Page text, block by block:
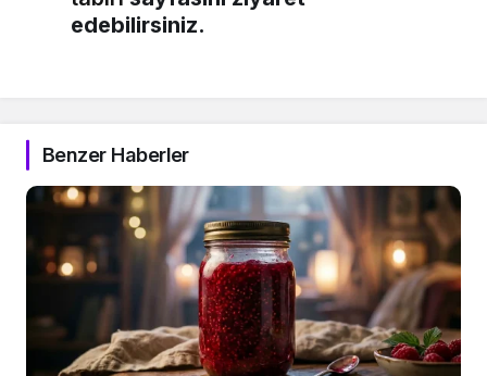
edebilirsiniz.
Benzer Haberler